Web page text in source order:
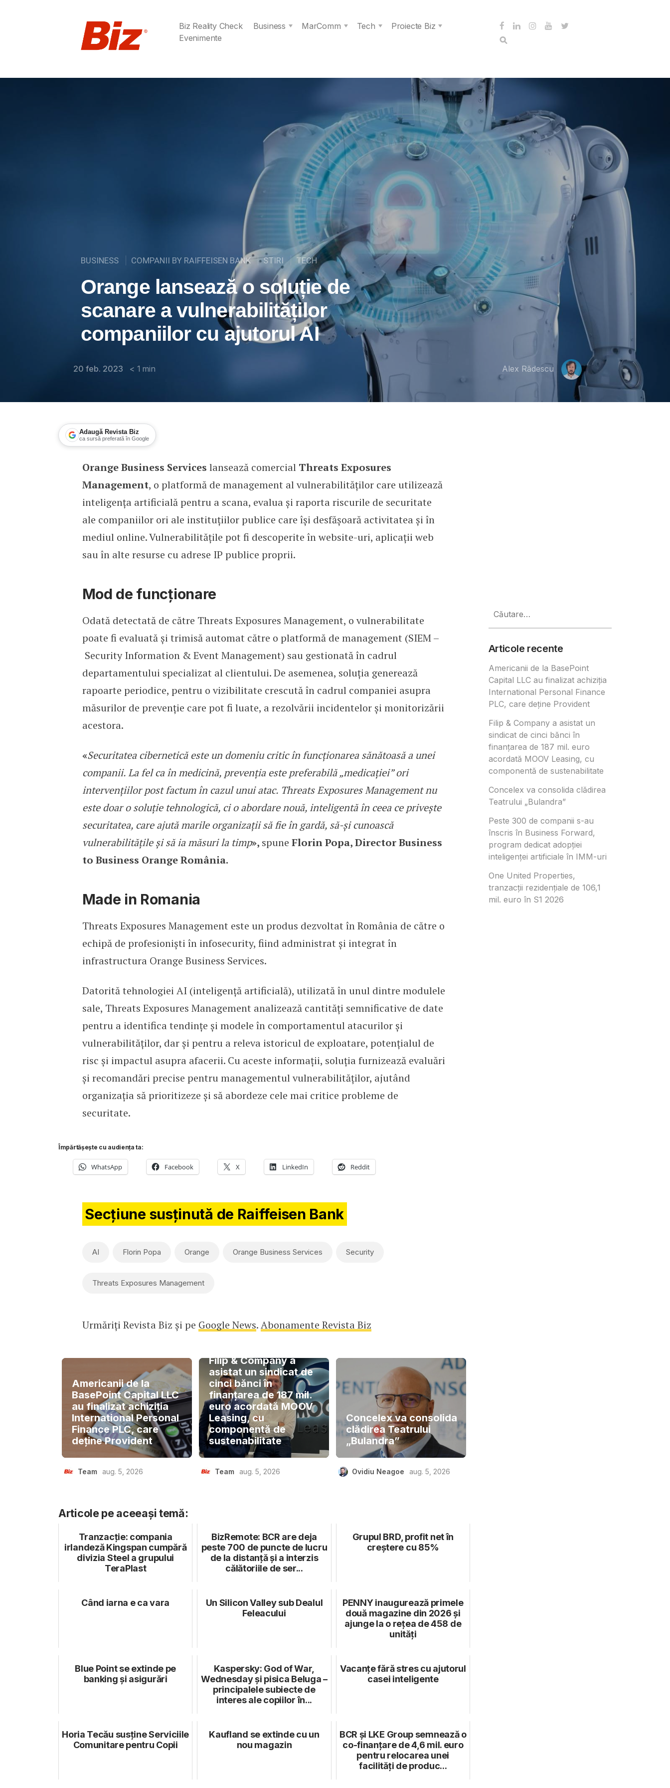
Biz Reality Check Business MarComm Tech
Proiecte Biz
Evenimente
BUSINESS COMPANII BY RAIFFEISEN BANK STIRI TECH
Orange lansează o soluție de
scanare a vulnerabilităților
companiilor cu ajutorul AI
20 feb. 2023 < 1 min Alex Rădescu
Adaugă Revista Biz
ca sursă preferată în Google
Orange lansează o soluție de scanare a vulnerabilităților companiilor cu ajutorul AI
Orange Business Services lansează comercial Threats Exposures
Management, o platformă de management al vulnerabilităților care utilizează
inteligența artificială pentru a scana, evalua și raporta riscurile de securitate
ale companiilor ori ale instituțiilor publice care își desfășoară activitatea și în
mediul online. Vulnerabilitățile pot fi descoperite în website-uri, aplicații web
sau în alte resurse cu adrese IP publice proprii.
Mod de funcționare
Odată detectată de către Threats Exposures Management, o vulnerabilitate
poate fi evaluată și trimisă automat către o platformă de management (SIEM –
Security Information & Event Management) sau gestionată în cadrul
departamentului specializat al clientului. De asemenea, soluția generează
rapoarte periodice, pentru o vizibilitate crescută în cadrul companiei asupra
măsurilor de prevenție care pot fi luate, a rezolvării incidentelor și monitorizării
acestora.
«Securitatea cibernetică este un domeniu critic în funcționarea sănătoasă a unei
companii. La fel ca în medicină, prevenția este preferabilă „medicației” ori
intervențiilor post factum în cazul unui atac. Threats Exposures Management nu
este doar o soluție tehnologică, ci o abordare nouă, inteligentă în ceea ce privește
securitatea, care ajută marile organizații să fie în gardă, să-și cunoască
vulnerabilitățile și să ia măsuri la timp», spune Florin Popa, Director Business
to Business Orange România.
Made in Romania
Threats Exposures Management este un produs dezvoltat în România de către o
echipă de profesioniști în infosecurity, fiind administrat și integrat în
infrastructura Orange Business Services.
Datorită tehnologiei AI (inteligență artificială), utilizată în unul dintre modulele
sale, Threats Exposures Management analizează cantități semnificative de date
pentru a identifica tendințe și modele în comportamentul atacurilor și
vulnerabilităților, dar și pentru a releva istoricul de exploatare, potențialul de
risc și impactul asupra afacerii. Cu aceste informații, soluția furnizează evaluări
și recomandări precise pentru managementul vulnerabilităților, ajutând
organizația să prioritizeze și să abordeze cele mai critice probleme de
securitate.
Împărtășește cu audiența ta:
WhatsApp Facebook X LinkedIn Reddit
Secțiune susținută de Raiffeisen Bank
AI Florin Popa Orange Orange Business Services Security
Threats Exposures Management
Urmăriți Revista Biz și pe Google News.Abonamente Revista Biz
Americanii de la
BasePoint Capital LLC
au finalizat achiziția
International Personal
Finance PLC, care
deține Provident
Team aug. 5, 2026
Filip & Company a
asistat un sindicat de
cinci bănci în
finanțarea de 187 mil.
euro acordată MOOV
Leasing, cu
componentă de
sustenabilitate
Team aug. 5, 2026
Concelex va consolida
clădirea Teatrului
„Bulandra”
Ovidiu Neagoe aug. 5, 2026
Articole pe aceeași temă:
Tranzacție: compania
irlandeză Kingspan cumpără
divizia Steel a grupului
TeraPlast
BizRemote: BCR are deja
peste 700 de puncte de lucru
de la distanță și a interzis
călătoriile de ser...
Grupul BRD, profit net în
creștere cu 85%
Când iarna e ca vara
Un Silicon Valley sub Dealul
Feleacului
PENNY inaugurează primele
două magazine din 2026 și
ajunge la o rețea de 458 de
unități
Blue Point se extinde pe
banking şi asigurări
Kaspersky: God of War,
Wednesday și pisica Beluga –
principalele subiecte de
interes ale copiilor în...
Vacanțe fără stres cu ajutorul
casei inteligente
Horia Tecău susține Serviciile
Comunitare pentru Copii
Kaufland se extinde cu un
nou magazin
BCR și LKE Group semnează o
co-finanțare de 4,6 mil. euro
pentru relocarea unei
facilități de produc...
după:
Articole recente
Americanii de la BasePoint
Capital LLC au finalizat achiziția
International Personal Finance
PLC, care deține Provident
Filip & Company a asistat un
sindicat de cinci bănci în
finanțarea de 187 mil. euro
acordată MOOV Leasing, cu
componentă de sustenabilitate
Concelex va consolida clădirea
Teatrului „Bulandra”
Peste 300 de companii s-au
înscris în Business Forward,
program dedicat adopției
inteligenței artificiale în IMM-uri
One United Properties,
tranzacţii rezidenţiale de 106,1
mil. euro în S1 2026